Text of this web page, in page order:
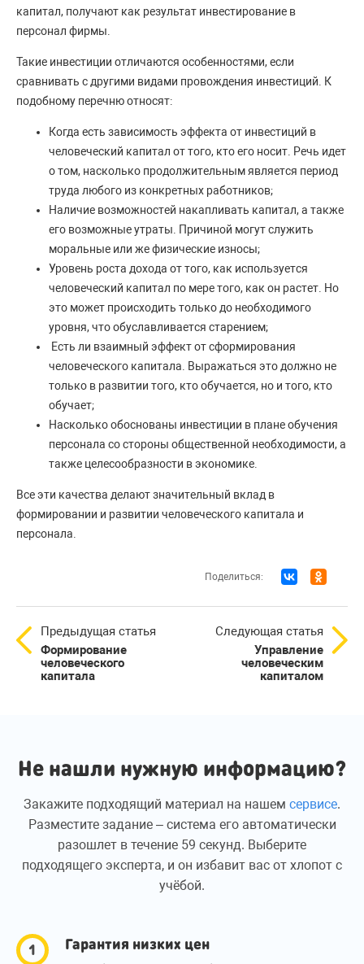
капитал, получают как результат инвестирование в
персонал фирмы.
Такие инвестиции отличаются особенностями, если
сравнивать с другими видами провождения инвестиций. К
подобному перечню относят:
Когда есть зависимость эффекта от инвестиций в
человеческий капитал от того, кто его носит. Речь идет
о том, насколько продолжительным является период
труда любого из конкретных работников;
Наличие возможностей накапливать капитал, а также
его возможные утраты. Причиной могут служить
моральные или же физические износы;
Уровень роста дохода от того, как используется
человеческий капитал по мере того, как он растет. Но
это может происходить только до необходимого
уровня, что обуславливается старением;
Есть ли взаимный эффект от сформирования
человеческого капитала. Выражаться это должно не
только в развитии того, кто обучается, но и того, кто
обучает;
Насколько обоснованы инвестиции в плане обучения
персонала со стороны общественной необходимости, а
также целесообразности в экономике.
Все эти качества делают значительный вклад в
формировании и развитии человеческого капитала и
персонала.
Поделиться:
Предыдущая статья
Формирование
человеческого
капитала
Следующая статья
Управление
человеческим
капиталом
Не нашли нужную информацию?
Закажите подходящий материал на нашем сервисе.
Разместите задание – система его автоматически
разошлет в течение 59 секунд. Выберите
подходящего эксперта, и он избавит вас от хлопот с
учёбой.
Гарантия низких цен